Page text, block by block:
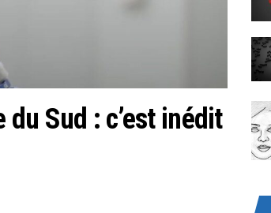
du Sud : c’est inédit